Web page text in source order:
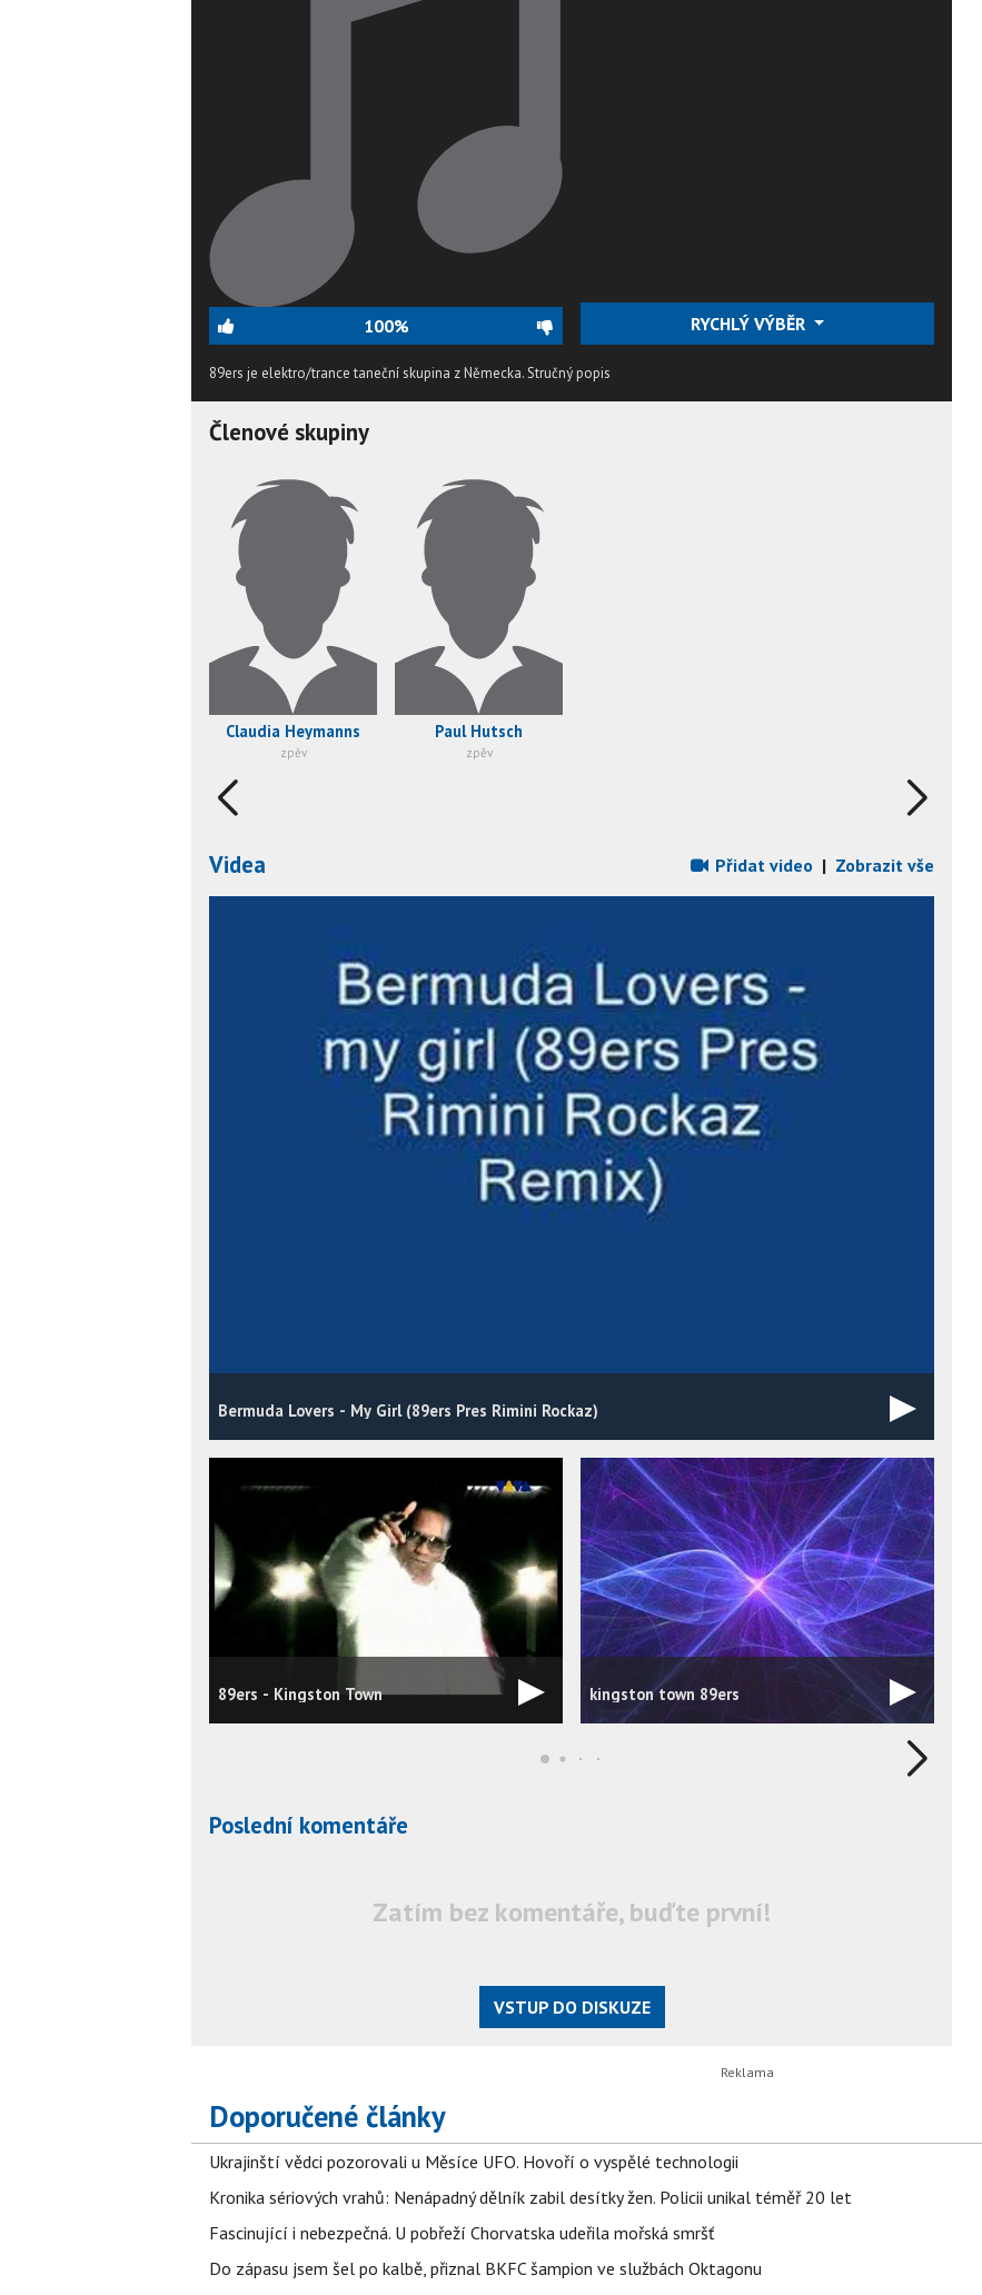
100% RYCHLÝ VÝBĚR
89ers je elektro/trance taneční skupina z Německa.Stručný popis
Členové skupiny
Claudia Heymanns
zpěv
Paul Hutsch
zpěv
Videa Přidat video | Zobrazit vše
Bermuda Lovers - My Girl (89ers Pres Rimini Rockaz)
89ers - Kingston Town kingston town 89ers
Poslední komentáře
Zatím bez komentáře, buďte první!
VSTUP DO DISKUZE
Doporučené články
Ukrajinští vědci pozorovali u Měsíce UFO. Hovoří o vyspělé technologii
Kronika sériových vrahů: Nenápadný dělník zabil desítky žen. Policii unikal téměř 20 let
Fascinující i nebezpečná. U pobřeží Chorvatska udeřila mořská smršť
Do zápasu jsem šel po kalbě, přiznal BKFC šampion ve službách Oktagonu